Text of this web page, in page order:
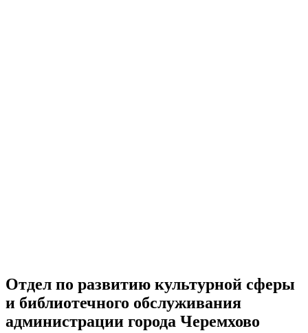
Отдел по развитию культурной сферы
и библиотечного обслуживания
администрации города Черемхово